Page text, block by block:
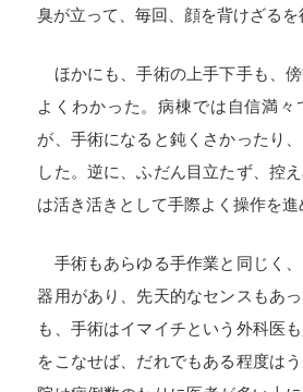
臭が立って、毎回、顔を背けざるを
ほかにも、手術の上手下手も、
よくわかった。病棟では自信満々
が、手術になると鈍くさかったり
した。逆に、ふだん目立たず、控
は活き活きとして手際よく操作を進
手術もあらゆる手作業と同じく
器用があり、先天的なセンスもあ
も、手術はイマイチという外科医
をこなせば、だれでもある程度は